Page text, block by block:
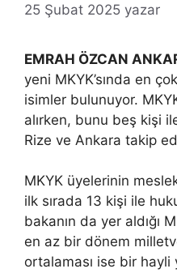
25 Şubat 2025 yazar
EMRAH ÖZCAN
yeni MKYK’sında en
isimler bulunuyor.
alırken, bunu beş kişi
Rize ve Ankara takip
MKYK üyelerinin
ilk sırada 13 kişi ile
bakanın da yer aldığı
en az bir dönem
ortalaması ise bir hayli